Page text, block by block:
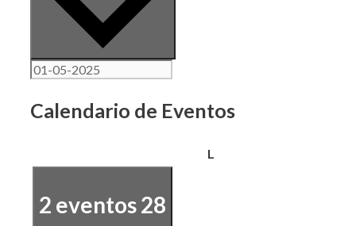
Calendario de Eventos
L
2 eventos28